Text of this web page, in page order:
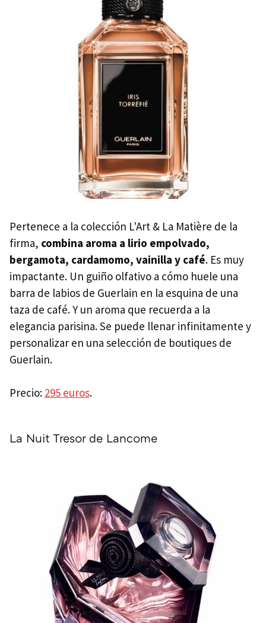
Pertenece a la colección L'Art & La Matière de la
firma, combina aroma a lirio empolvado,
bergamota, cardamomo, vainilla y café. Es muy
impactante. Un guiño olfativo a cómo huele una
barra de labios de Guerlain en la esquina de una
taza de café. Y un aroma que recuerda a la
elegancia parisina. Se puede llenar infinitamente y
personalizar en una selección de boutiques de
Guerlain.
Precio: 295 euros.
La Nuit Tresor de Lancome